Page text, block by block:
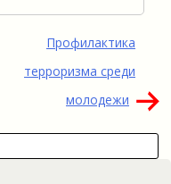
Профилактика
терроризма среди
молодежи